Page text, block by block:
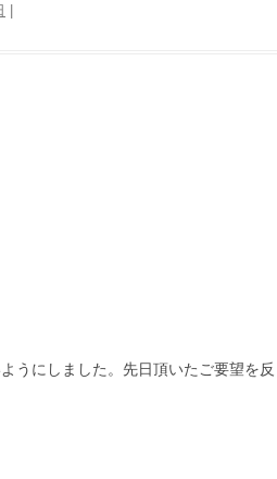
うにしました。先日頂いたご要望を反